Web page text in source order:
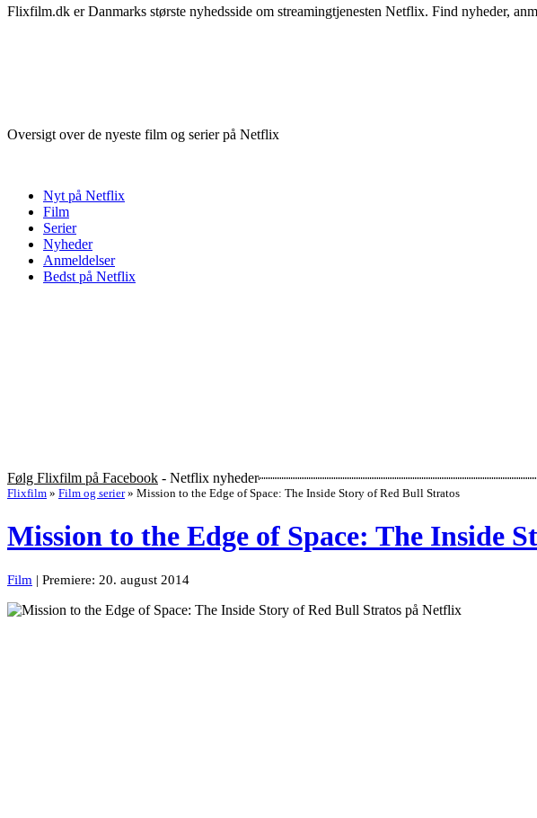
Flixfilm.dk er Danmarks største nyhedsside om streamingtjenesten Netflix. Find nyheder,
Oversigt over de nyeste film og serier på Netflix
Nyt på Netflix
Film
Serier
Nyheder
Anmeldelser
Bedst på Netflix
Følg Flixfilm på Facebook - Netflix nyheder
Flixfilm » Film og serier » Mission to the Edge of Space: The Inside Story of Red Bull Stratos
Mission to the Edge of Space: The Inside
Film | Premiere: 20. august 2014